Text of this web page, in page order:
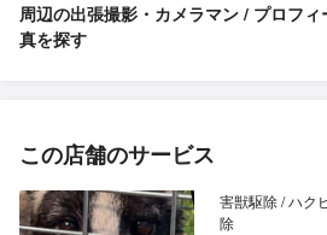
周辺の出張撮影・カメラマン / プロフ
真を探す
この店舗のサービス
害獣駆除 / ハク
除